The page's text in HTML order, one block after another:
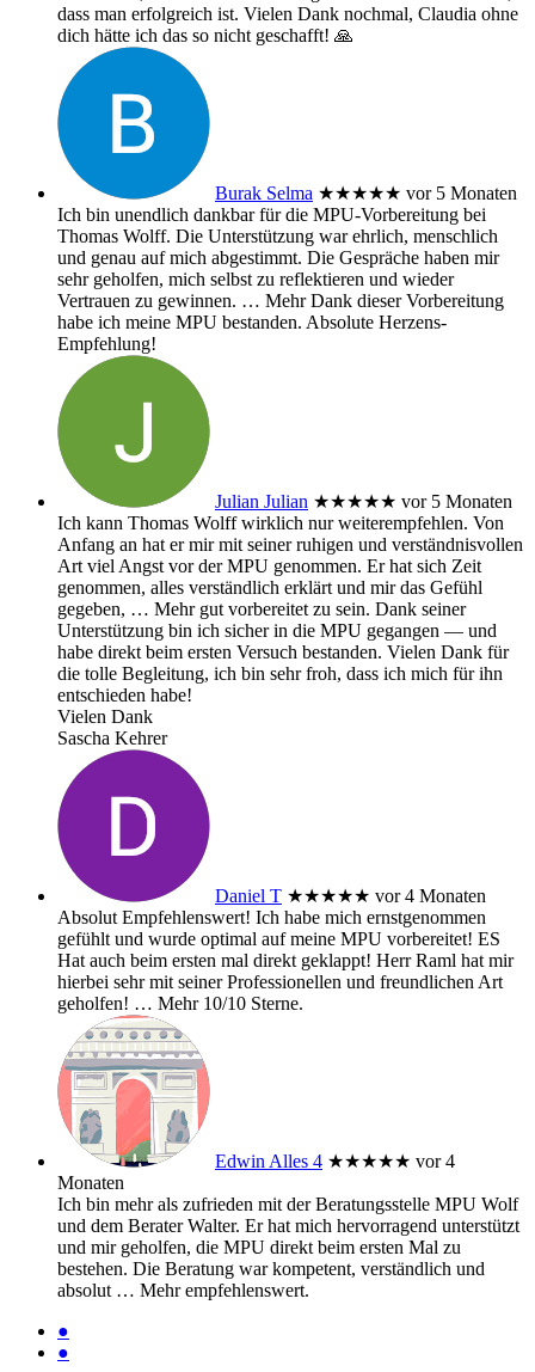
dass man erfolgreich ist. Vielen Dank nochmal, Claudia ohne
dich hätte ich das so nicht geschafft! 🙏
Burak Selma ★★★★★ vor 5 Monaten
Ich bin unendlich dankbar für die MPU-Vorbereitung bei
Thomas Wolff. Die Unterstützung war ehrlich, menschlich
und genau auf mich abgestimmt. Die Gespräche haben mir
sehr geholfen, mich selbst zu reflektieren und wieder
Vertrauen zu gewinnen. … MehrDank dieser Vorbereitung
habe ich meine MPU bestanden. Absolute Herzens-
Empfehlung!
Julian Julian ★★★★★ vor 5 Monaten
Ich kann Thomas Wolff wirklich nur weiterempfehlen. Von
Anfang an hat er mir mit seiner ruhigen und verständnisvollen
Art viel Angst vor der MPU genommen. Er hat sich Zeit
genommen, alles verständlich erklärt und mir das Gefühl
gegeben, … Mehrgut vorbereitet zu sein. Dank seiner
Unterstützung bin ich sicher in die MPU gegangen — und
habe direkt beim ersten Versuch bestanden. Vielen Dank für
die tolle Begleitung, ich bin sehr froh, dass ich mich für ihn
entschieden habe!
Vielen Dank
Sascha Kehrer
Daniel T ★★★★★ vor 4 Monaten
Absolut Empfehlenswert! Ich habe mich ernstgenommen
gefühlt und wurde optimal auf meine MPU vorbereitet! ES
Hat auch beim ersten mal direkt geklappt! Herr Raml hat mir
hierbei sehr mit seiner Professionellen und freundlichen Art
geholfen! … Mehr10/10 Sterne.
Edwin Alles 4 ★★★★★ vor 4
Monaten
Ich bin mehr als zufrieden mit der Beratungsstelle MPU Wolf
und dem Berater Walter. Er hat mich hervorragend unterstützt
und mir geholfen, die MPU direkt beim ersten Mal zu
bestehen. Die Beratung war kompetent, verständlich und
absolut … Mehrempfehlenswert.
●
●